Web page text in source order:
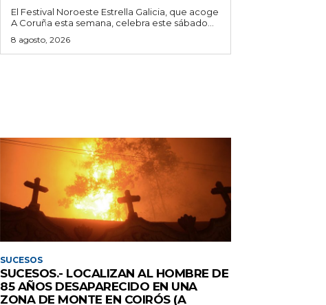
El Festival Noroeste Estrella Galicia, que acoge
A Coruña esta semana, celebra este sábado...
8 agosto, 2026
SUCESOS
SUCESOS.- LOCALIZAN AL HOMBRE DE
85 AÑOS DESAPARECIDO EN UNA
ZONA DE MONTE EN COIRÓS (A